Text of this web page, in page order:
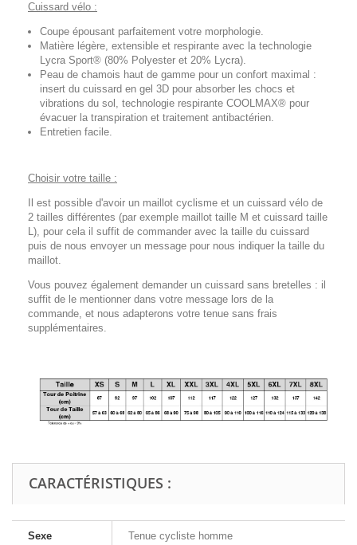
Cuissard vélo :
Coupe épousant parfaitement votre morphologie.
Matière légère, extensible et respirante avec la technologie
Lycra Sport® (80% Polyester et 20% Lycra).
Peau de chamois haut de gamme pour un confort maximal :
insert du cuissard en gel 3D pour absorber les chocs et
vibrations du sol, technologie respirante COOLMAX® pour
évacuer la transpiration et traitement antibactérien.
Entretien facile.
Choisir votre taille :
Il est possible d'avoir un maillot cyclisme et un cuissard vélo de
2 tailles différentes (par exemple maillot taille M et cuissard taille
L), pour cela il suffit de commander avec la taille du cuissard
puis de nous envoyer un message pour nous indiquer la taille du
maillot.
Vous pouvez également demander un cuissard sans bretelles : il
suffit de le mentionner dans votre message lors de la
commande, et nous adapterons votre tenue sans frais
supplémentaires.
CARACTÉRISTIQUES :
Sexe Tenue cycliste homme